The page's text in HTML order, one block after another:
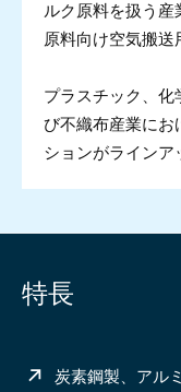
ルク原料を扱う
原料向け空気搬送
プラスチック、化
び不織布産業にお
ションがラインア
特長
炭素鋼製、アル